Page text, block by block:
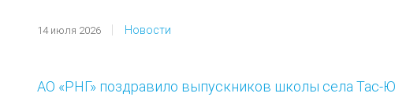
14 июля 2026 Новости
АО «РНГ» поздравило выпускников школы села Тас-